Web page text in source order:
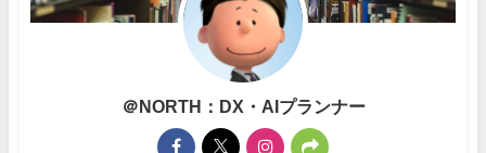
＠NORTH：DX・AIプランナー